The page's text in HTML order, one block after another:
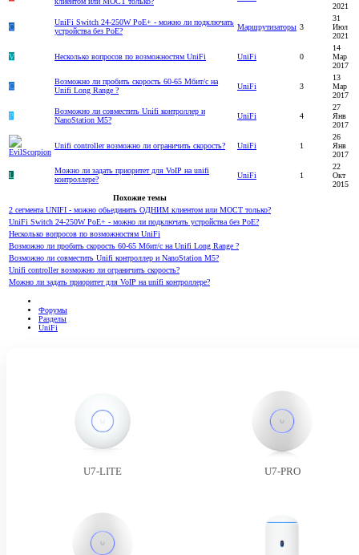
2021
C
UniFi Switch 24-250W PoE+ - можно ли подключать
устройства без PoE?
Маршрутизаторы 3
31
Июл
2021
V Несколько вопросов по возможностям UniFi UniFi 0
14
Мар
2017
C
Возможно ли пробить скорость 60-65 Мбит/c на
Unifi Long Range ?
UniFi 3
13
Мар
2017
P
Возможно ли совместить Unifi контроллер и
NanoStation M5?
UniFi 4
27
Янв
2017
Unifi controller возможно ли ограничить скорость? UniFi 1
26
Янв
2017
L
Можно ли задать приоритет для VoIP на unifi
контроллере?
UniFi 1
22
Окт
2015
Похожие темы
2 сегмента UNIFI - можно обьединить ОДНИМ клиентом или МОСТ только?
UniFi Switch 24-250W PoE+ - можно ли подключать устройства без PoE?
Несколько вопросов по возможностям UniFi
Возможно ли пробить скорость 60-65 Мбит/c на Unifi Long Range ?
Возможно ли совместить Unifi контроллер и NanoStation M5?
Unifi controller возможно ли ограничить скорость?
Можно ли задать приоритет для VoIP на unifi контроллере?
Форумы
Разделы
UniFi
U7-LITE U7-PRO